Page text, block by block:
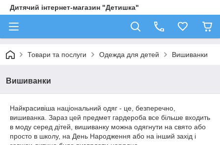
Дитячий інтернет-магазин "Детишка"
Товари та послуги Одежда для детей Вишиванки
Вишиванки
Найкрасивіша національний одяг - це, безперечно,
вишиванка. Зараз цей предмет гардероба все більше входить
в моду серед дітей, вишиванку можна одягнути на свято або
просто в школу, на День Народження або на інший захід і